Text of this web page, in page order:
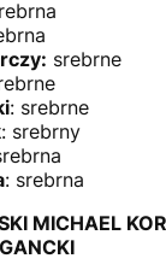
srebrne
: srebrne
: srebrny
: srebrna
MICHAEL